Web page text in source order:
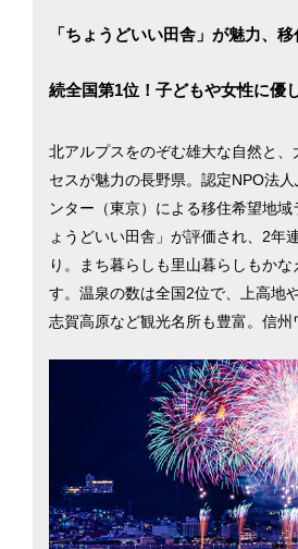
「ちょうどいい田舎」が魅力、
続全国第1位！子どもや女性に優
北アルプスをのぞむ雄大な自然と、
セスが魅力の長野県。認定NPO法
ンター（東京）による移住希望地
ょうどいい田舎」が評価され、2年
り。まち暮らしも里山暮らしもかな
す。温泉の数は全国2位で、上高地
志賀高原など観光名所も豊富。信州
は安心して子どもを産み、育てられ
育料を減免。女性の就業率全国 2位
本一（2015年）など誰にでも居場
めています。長野市と松本市を中心
を検討するのに役立つ情報を掲載し
スをのぞむ雄大な自然と、大都市圏